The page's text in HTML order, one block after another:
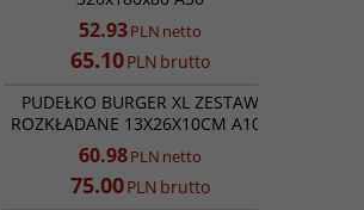
52.93PLN netto
65.10PLN brutto
PROMOCJA
PUDEŁKO BURGER XL ZESTAW
ROZKŁADANE 13X26X10CM A100
60.98PLN netto
75.00PLN brutto